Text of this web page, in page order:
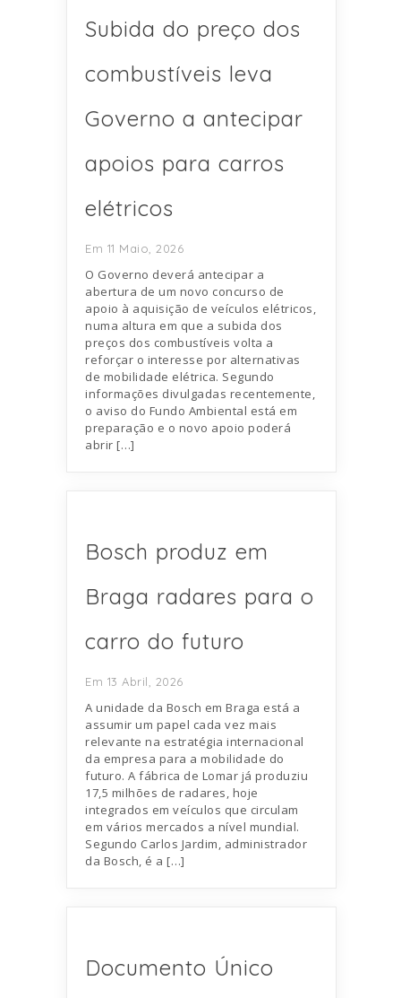
Subida do preço dos
combustíveis leva
Governo a antecipar
apoios para carros
elétricos
Em 11 Maio, 2026
O Governo deverá antecipar a
abertura de um novo concurso de
apoio à aquisição de veículos elétricos,
numa altura em que a subida dos
preços dos combustíveis volta a
reforçar o interesse por alternativas
de mobilidade elétrica. Segundo
informações divulgadas recentemente,
o aviso do Fundo Ambiental está em
preparação e o novo apoio poderá
abrir […]
Bosch produz em
Braga radares para o
carro do futuro
Em 13 Abril, 2026
A unidade da Bosch em Braga está a
assumir um papel cada vez mais
relevante na estratégia internacional
da empresa para a mobilidade do
futuro. A fábrica de Lomar já produziu
17,5 milhões de radares, hoje
integrados em veículos que circulam
em vários mercados a nível mundial.
Segundo Carlos Jardim, administrador
da Bosch, é a […]
Documento Único